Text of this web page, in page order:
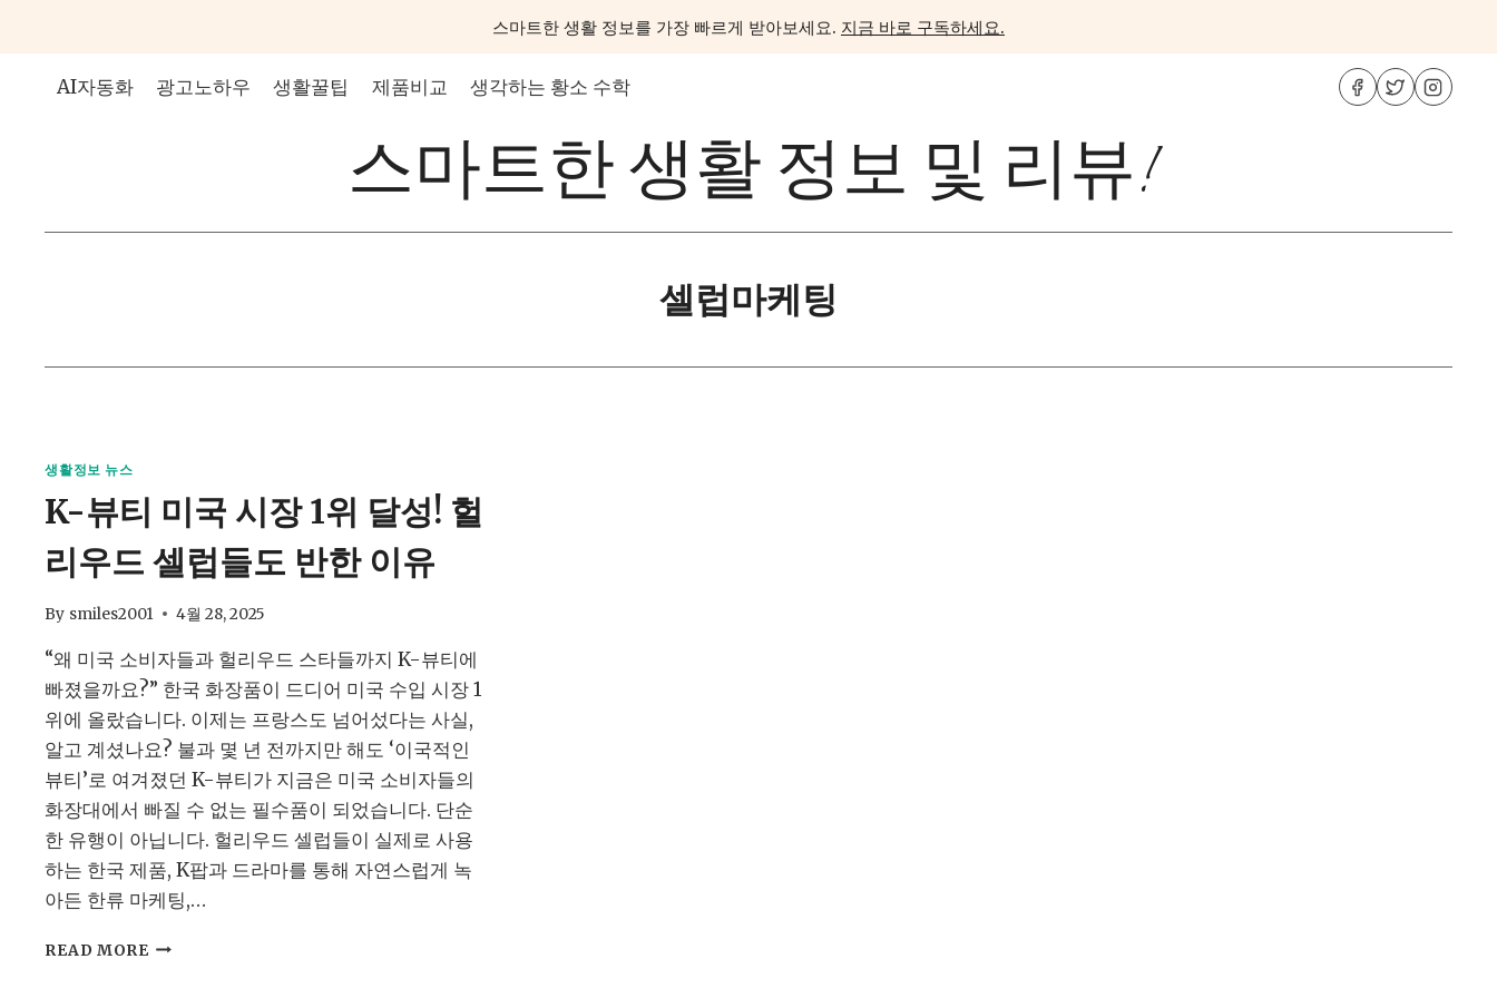
content
스마트한 생활 정보를 가장 빠르게 받아보세요. 지금 바로 구독하세요.
AI자동화 광고노하우 생활꿀팁 제품비교 생각하는 황소 수학
스마트한 생활 정보 및 리뷰!
셀럽마케팅
생활정보 뉴스
K-뷰티 미국 시장 1위 달성! 헐
리우드 셀럽들도 반한 이유
By smiles2001 4월 28, 2025
“왜 미국 소비자들과 헐리우드 스타들까지 K-뷰티에
빠졌을까요?” 한국 화장품이 드디어 미국 수입 시장 1
위에 올랐습니다. 이제는 프랑스도 넘어섰다는 사실,
알고 계셨나요? 불과 몇 년 전까지만 해도 ‘이국적인
뷰티’로 여겨졌던 K-뷰티가 지금은 미국 소비자들의
화장대에서 빠질 수 없는 필수품이 되었습니다. 단순
한 유행이 아닙니다. 헐리우드 셀럽들이 실제로 사용
하는 한국 제품, K팝과 드라마를 통해 자연스럽게 녹
아든 한류 마케팅,…
READ MOREK-